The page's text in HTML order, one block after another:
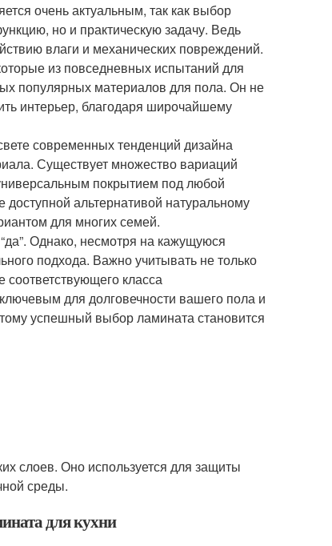
очень актуальным, так как выбор
но и практическую задачу. Ведь
влаги и механических повреждений.
из повседневных испытаний для
популярных материалов для пола. Он не
интерьер, благодаря широчайшему
современных тенденций дизайна
Существует множество вариаций
покрытием под любой
доступной альтернативой натуральному
для многих семей.
Однако, несмотря на кажущуюся
подхода. Важно учитывать не только
соответствующего класса
для долговечности вашего пола и
успешный выбор ламината становится
слоев. Оно используется для защиты
среды.
для кухни